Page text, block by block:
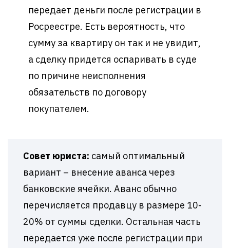
передает деньги после регистрации в
Росреестре. Есть вероятность, что
сумму за квартиру он так и не увидит,
а сделку придется оспаривать в суде
по причине неисполнения
обязательств по договору
покупателем.
Совет юриста: самый оптимальный
вариант – внесение аванса через
банковские ячейки. Аванс обычно
перечисляется продавцу в размере 10-
20% от суммы сделки. Остальная часть
передается уже после регистрации при